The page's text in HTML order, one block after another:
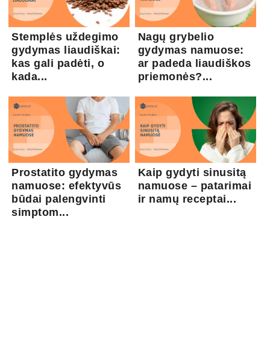
Stemplės uždegimo
gydymas liaudiškai:
kas gali padėti, o
kada...
Nagų grybelio
gydymas namuose:
ar padeda liaudiškos
priemonės?...
Prostatito gydymas
namuose: efektyvūs
būdai palengvinti
simptom...
Kaip gydyti sinusitą
namuose – patarimai
ir namų receptai...